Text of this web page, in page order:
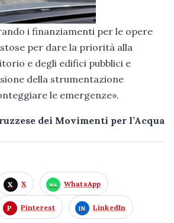
i finanziamenti per le opere
per dare la priorità alla
e degli edifici pubblici e
della strumentazione
le emergenze».
dei Movimenti per l’Acqua
X WhatsApp
Pinterest LinkedIn